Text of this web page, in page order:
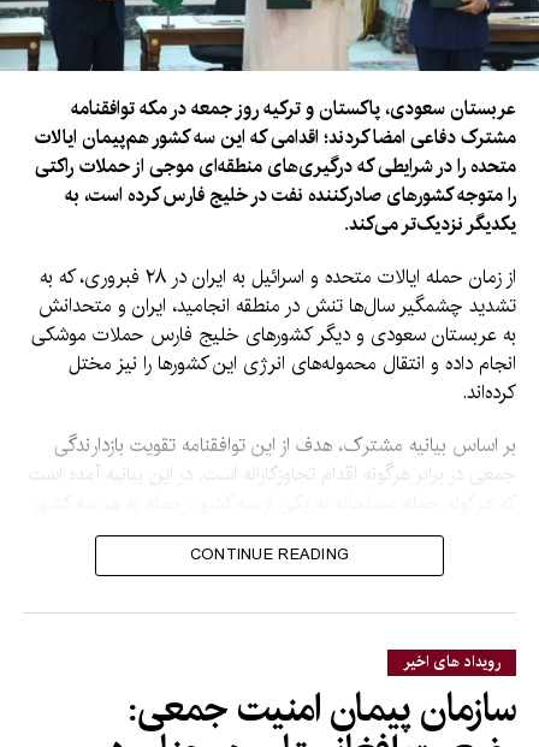
عربستان سعودی، پاکستان و ترکیه روز جمعه در مکه توافقنامه
مشترک دفاعی امضا کردند؛ اقدامی که این سه کشور هم‌پیمان ایالات
متحده را در شرایطی که درگیری‌های منطقه‌ای موجی از حملات راکتی
را متوجه کشورهای صادرکننده نفت در خلیج فارس کرده است، به
یکدیگر نزدیک‌تر می‌کند.
از زمان حمله ایالات متحده و اسرائیل به ایران در ۲۸ فبروری، که به
تشدید چشمگیر سال‌ها تنش در منطقه انجامید، ایران و متحدانش
به عربستان سعودی و دیگر کشورهای خلیج فارس حملات موشکی
انجام داده و انتقال محموله‌های انرژی این کشورها را نیز مختل
کرده‌اند.
بر اساس بیانیه مشترک، هدف از این توافقنامه تقویت بازدارندگی
جمعی در برابر هرگونه اقدام تجاوزکارانه است. در این بیانیه آمده است
تلقی خواهد شد.
در حالی که در بیانیه جزئیاتی درباره تعهدات یا مسئولیت‌های هر یک
از طرف‌ها در چارچوب آنچه «توافقنامه مشترک دفاعی مکه» نامیده
شده، ارائه نشده است، تأکید شده که این پیمان با هدف تقویت امنیت
جمعی و ترویج صلح، امنیت و ثبات در منطقه و فراتر از آن منعقد
شده است.
CONTINUE READING
رویداد های اخیر
سازمان پیمان امنیت جمعی: